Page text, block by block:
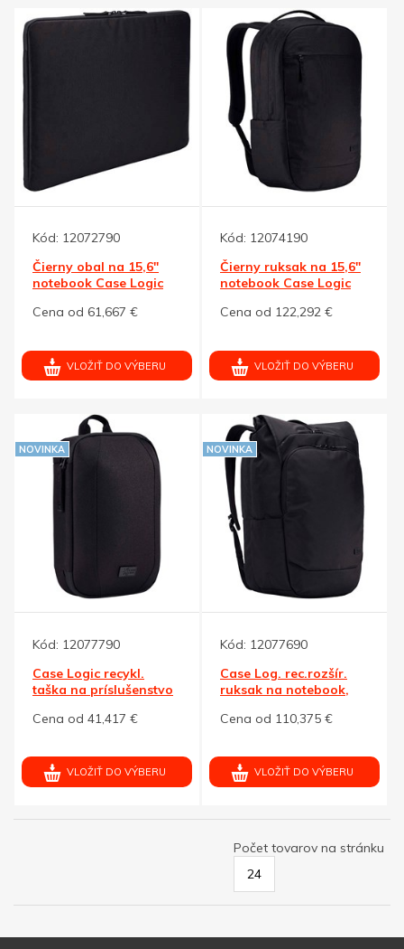
Kód: 12072790
Čierny obal na 15,6"
notebook Case Logic
Cena od 61,667 €
VLOŽIŤ DO VÝBERU
Kód: 12074190
Čierny ruksak na 15,6"
notebook Case Logic
Cena od 122,292 €
VLOŽIŤ DO VÝBERU
NOVINKA
Kód: 12077790
Case Logic recykl.
taška na príslušenstvo
Cena od 41,417 €
VLOŽIŤ DO VÝBERU
NOVINKA
Kód: 12077690
Case Log. rec.rozšír.
ruksak na notebook,
Cena od 110,375 €
VLOŽIŤ DO VÝBERU
Počet tovarov na stránku
24